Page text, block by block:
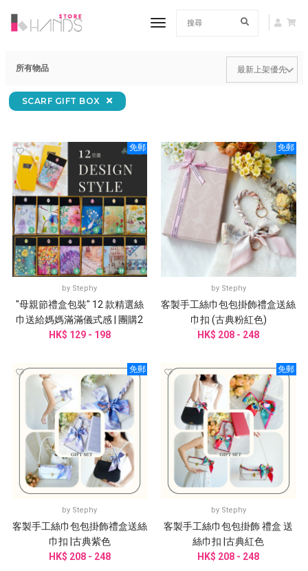
toggle navigation
所有物品
SCARF GIFT BOX
免郵
by Stephy
"母親節禮盒包裝" 12 款精選絲
巾送給媽媽滿滿儀式感 | 團購2
件起訂
HK$ 129 - 198
免郵
by Stephy
客製手工絲巾包包掛飾禮盒送絲
巾扣 (古典粉紅色)
HK$ 208 - 248
免郵
by Stephy
客製手工絲巾包包掛飾禮盒送絲
巾扣 |古典紫色
HK$ 208 - 248
免郵
by Stephy
客製手工絲巾包包掛飾 禮盒 送
絲巾扣 |古典紅色
HK$ 208 - 248